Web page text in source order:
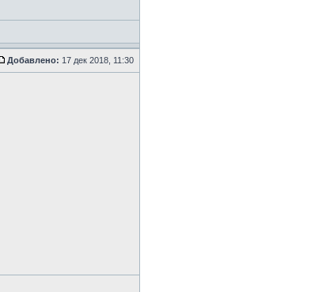
Добавлено: 17 дек 2018, 11:30